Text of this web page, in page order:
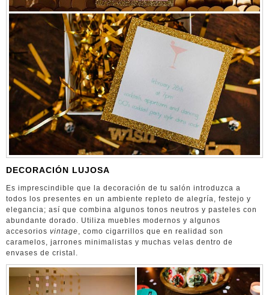
DECORACIÓN LUJOSA
Es imprescindible que la decoración de tu salón introduzca a
todos los presentes en un ambiente repleto de alegría, festejo y
elegancia; así que combina algunos tonos neutros y pasteles con
abundante dorado. Utiliza muebles modernos y algunos
accesorios vintage , como cigarrillos que en realidad son
caramelos, jarrones minimalistas y muchas velas dentro de
envases de cristal.